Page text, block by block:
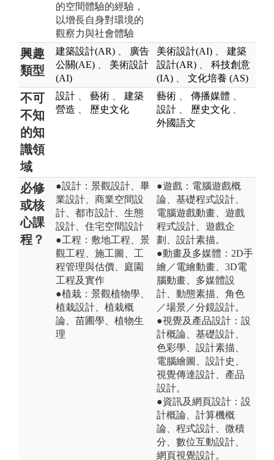
的空間體驗的經驗，
以增長自身對環境的
觀察力與社會體驗
興趣
類型
建築設計(AR)
廣告
公關(AE)
美術設計
(AI)
美術設計(AI)
建築
設計(AR)
科技創意
(IA)
文化培養 (AS)
不可
不知
的知
識領
域
設計 藝術
建築
營造
歷史文化
藝術 傳播媒體
設計
歷史文化
外國語文
必修
或核
心課
程？
●設計：景觀設計、畢
業設計、商業空間設
計、都市設計、生態
設計、住宅空間設計
●工程：敷地工程、景
觀工程、施工圖、工
程管理與估價、庭園
工程及實作
●植栽：景觀植物學、
植栽設計、植栽概
論、苗圃學、植物生
理
●遊戲：電腦遊戲概
論、基礎程式設計、
電腦遊戲動畫、遊戲
程式設計、遊戲企
劃、設計素描。
●動畫及多媒體：2D手
繪／電繪動畫、3D電
腦動畫、多媒體設
計、動態素描、角色
／場景／分鏡設計。
●視覺及產品設計：設
計概論、基礎設計、
色彩學、設計素描、
電腦繪圖、設計史、
視覺傳達設計、產品
設計。
●資訊及網頁設計：設
計概論、計算機概
論、程式設計、微積
分、數位互動設計、
網頁視覺設計。